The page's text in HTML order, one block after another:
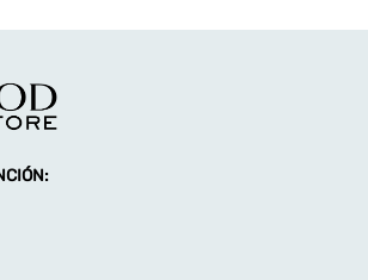
todo el día.
con materiales duraderos y
para el uso diario.